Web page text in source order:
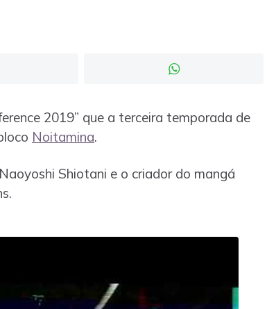
2019” que a terceira temporada de
Noitamina.
Shiotani e o criador do mangá